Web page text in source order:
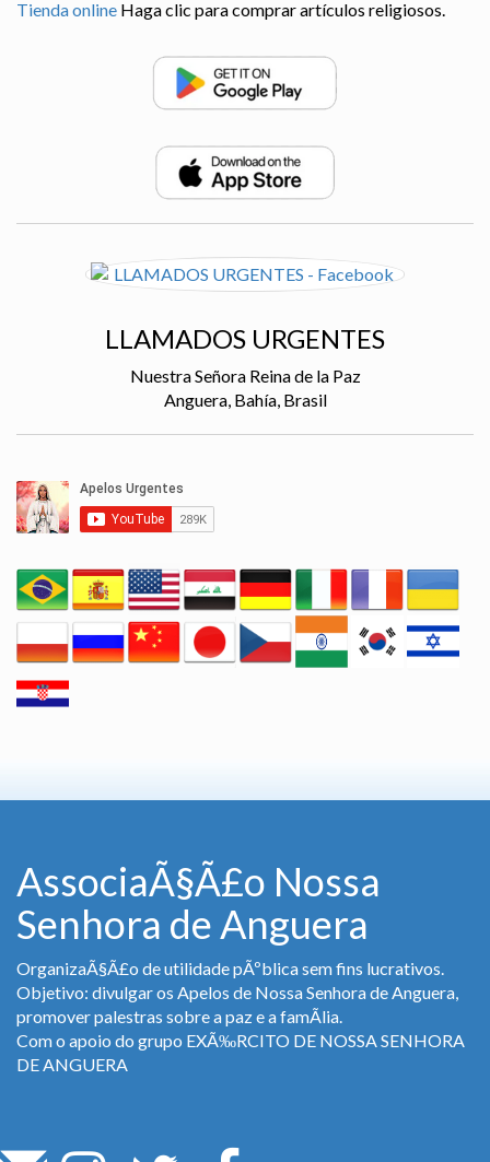
Tienda online Haga clic para comprar artículos religiosos.
LLAMADOS URGENTES
Nuestra Señora Reina de la Paz
Anguera, Bahía, Brasil
AssociaÃ§Ã£o Nossa
Senhora de Anguera
OrganizaÃ§Ã£o de utilidade pÃºblica sem fins lucrativos.
Objetivo: divulgar os Apelos de Nossa Senhora de Anguera,
promover palestras sobre a paz e a famÃ­lia.
Com o apoio do grupo EXÃ‰RCITO DE NOSSA SENHORA
DE ANGUERA